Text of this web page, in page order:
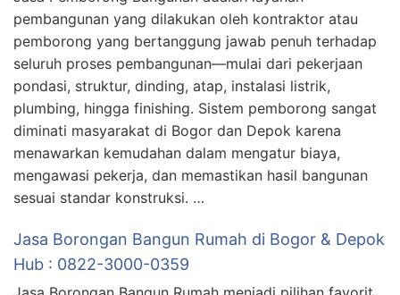
pembangunan yang dilakukan oleh kontraktor atau
pemborong yang bertanggung jawab penuh terhadap
seluruh proses pembangunan—mulai dari pekerjaan
pondasi, struktur, dinding, atap, instalasi listrik,
plumbing, hingga finishing. Sistem pemborong sangat
diminati masyarakat di Bogor dan Depok karena
menawarkan kemudahan dalam mengatur biaya,
mengawasi pekerja, dan memastikan hasil bangunan
sesuai standar konstruksi. …
Jasa Borongan Bangun Rumah di Bogor & Depok
Hub : 0822-3000-0359